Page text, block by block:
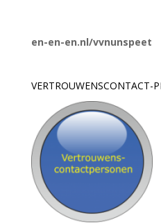
en-en-en.nl/vvnunspeet
VERTROUWENSCONTACT-